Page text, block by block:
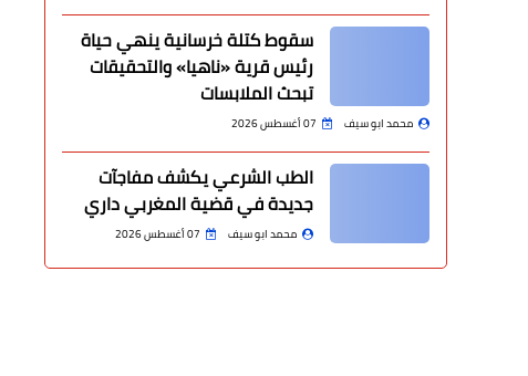
سقوط كتلة خرسانية ينهي حياة
رئيس قرية «ناهيا» والتحقيقات
تبحث الملابسات
محمد ابو سيف 07 أغسطس 2026
الطب الشرعي يكشف مفاجآت
جديدة في قضية المغربي داري
محمد ابو سيف 07 أغسطس 2026